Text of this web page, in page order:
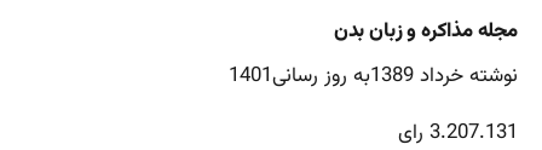
مجله مذاکره و زبان بدن
نوشته خرداد 1389به روز رسانی1401
3.207.131 رای